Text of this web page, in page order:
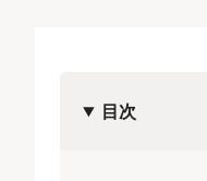
目次